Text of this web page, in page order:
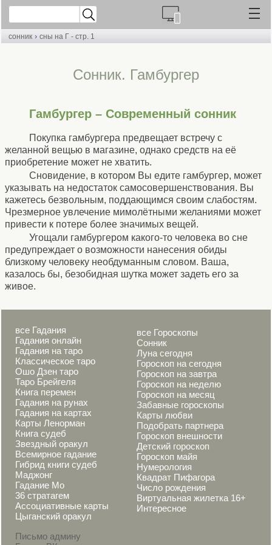
сонник › сны на Г - стр. 1
Cонник. Гамбургер
Гамбургер – Современный сонник
Покупка гамбургера предвещает встречу с
желанной вещью в магазине, однако средств на её
приобретение может не хватить.
Сновидение, в котором Вы едите гамбургер, может
указывать на недостаток самосовершенствования. Вы
кажетесь безвольным, поддающимся своим слабостям.
Чрезмерное увлечение мимолётными желаниями может
привести к потере более значимых вещей.
Угощали гамбургером какого-то человека во сне
предупреждает о возможности нанесения обиды
близкому человеку необдуманным словом. Ваша,
казалось бы, безобидная шутка может задеть его за
живое.
все Гадания
Гадания онлайн
Гадания на таро
Классическое таро
Ошо Дзен таро
Таро Брейгеля
Книга перемен
Гадания на рунах
Гадания на картах
Карты Ленорман
Книга судеб
Звездный оракул
Всемирное гадание
Гибрид книги судеб
Маджонг
Гадание Мо
36 стратагем
Ассоциативные карты
Цыганский оракул
Письмо админу
все Гороскопы
Сонник
Луна сегодня
Гороскоп на сегодня
Гороскоп на завтра
Гороскоп на неделю
Гороскоп на месяц
Забавные гороскопы
Карты любви
Подобрать партнера
Гороскоп внешности
Детский гороскоп
Гороскоп майя
Нумерология
Квадрат Пифагора
Число рождения
Виртуальная жилетка 16+
Интересное